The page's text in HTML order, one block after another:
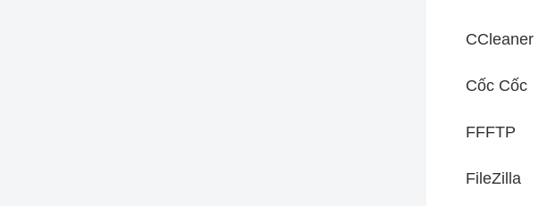
CCleaner
Cốc Cốc
FFFTP
FileZilla